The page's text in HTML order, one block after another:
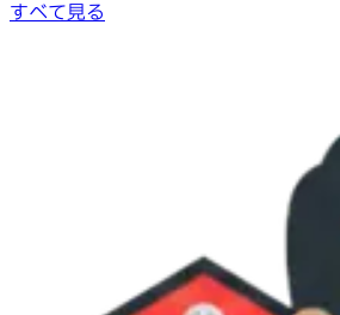
すべて見る